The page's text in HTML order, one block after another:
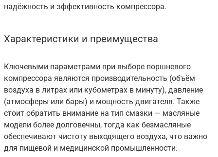
надёжность и эффективность компрессора.
Характеристики и преимущества
Ключевыми параметрами при выборе поршневого
компрессора являются производительность (объём
воздуха в литрах или кубометрах в минуту), давление
(атмосферы или бары) и мощность двигателя. Также
стоит обратить внимание на тип смазки — масляные
модели более долговечны, тогда как безмасляные
обеспечивают чистоту выходящего воздуха, что важно
для пищевой и медицинской промышленности.